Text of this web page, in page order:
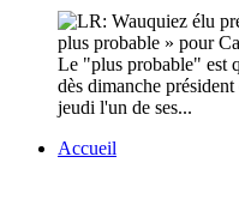
Le "plus probable" est
dès dimanche
jeudi l'un de ses...
Accueil